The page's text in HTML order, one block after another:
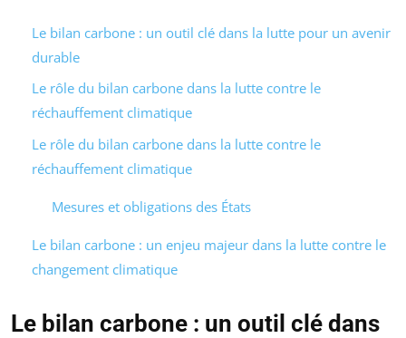
Le bilan carbone : un outil clé dans la lutte pour un avenir
durable
Le rôle du bilan carbone dans la lutte contre le
réchauffement climatique
Le rôle du bilan carbone dans la lutte contre le
réchauffement climatique
Mesures et obligations des États
Le bilan carbone : un enjeu majeur dans la lutte contre le
changement climatique
Le bilan carbone : un outil clé dans